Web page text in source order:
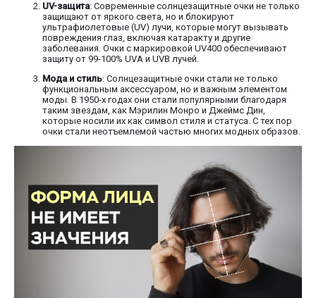
UV-защита: Современные солнцезащитные очки не только
защищают от яркого света, но и блокируют
ультрафиолетовые (UV) лучи, которые могут вызывать
повреждения глаз, включая катаракту и другие
заболевания. Очки с маркировкой UV400 обеспечивают
защиту от 99-100% UVA и UVB лучей.
Мода и стиль: Солнцезащитные очки стали не только
функциональным аксессуаром, но и важным элементом
моды. В 1950-х годах они стали популярными благодаря
таким звездам, как Мэрилин Монро и Джеймс Дин,
которые носили их как символ стиля и статуса. С тех пор
очки стали неотъемлемой частью многих модных образов.